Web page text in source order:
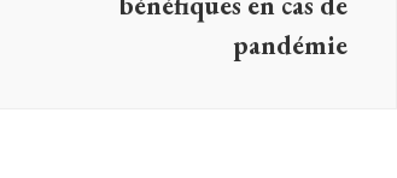
pandémie